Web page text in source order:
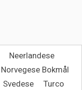
Neerlandese
Norvegese Bokmål
Svedese Turco